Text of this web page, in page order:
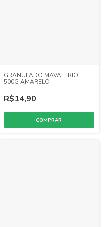
GRANULADO MAVALERIO
500G AMARELO
R$14,90